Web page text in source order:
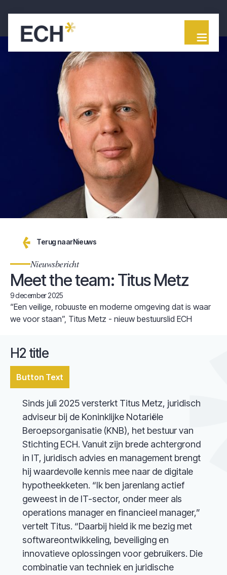
Terug naarNieuws
Nieuwsbericht
Meet the team: Titus Metz
9 december 2025
“Een veilige, robuuste en moderne omgeving dat is waar
we voor staan”, Titus Metz - nieuw bestuurslid ECH
H2 title
Button Text
Sinds juli 2025 versterkt Titus Metz, juridisch
adviseur bij de Koninklijke Notariële
Beroepsorganisatie (KNB), het bestuur van
Stichting ECH. Vanuit zijn brede achtergrond
in IT, juridisch advies en management brengt
hij waardevolle kennis mee naar de digitale
hypotheekketen. “Ik ben jarenlang actief
geweest in de IT-sector, onder meer als
operations manager en financieel manager,”
vertelt Titus. “Daarbij hield ik me bezig met
softwareontwikkeling, beveiliging en
innovatieve oplossingen voor gebruikers. Die
combinatie van techniek en juridische